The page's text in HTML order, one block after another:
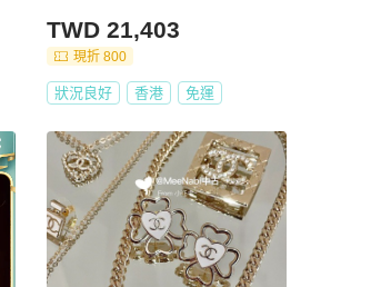
TWD 21,403
現折 800
狀況良好 香港 免運